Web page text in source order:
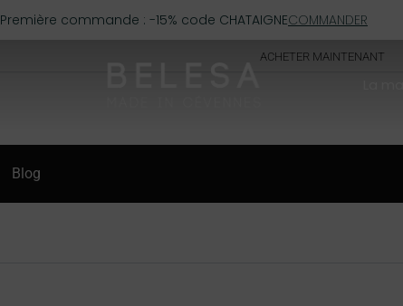
Première commande : -15% code CHATAIGNECOMMANDER
ACHETER MAINTENANT
Blog